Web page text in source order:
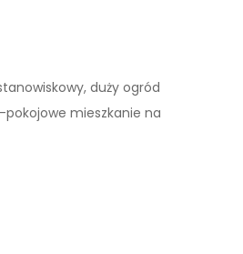
duży ogród
pokojowe mieszkanie na